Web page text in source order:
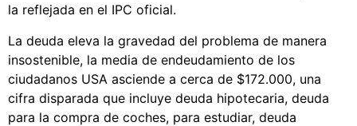
la reflejada en el IPC oficial.
La deuda eleva la gravedad del problema de manera
insostenible, la media de endeudamiento de los
ciudadanos USA asciende a cerca de $172.000, una
cifra disparada que incluye deuda hipotecaria, deuda
para la compra de coches, para estudiar, deuda